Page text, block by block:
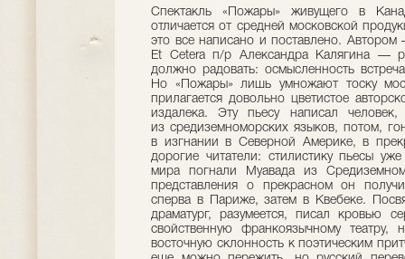
Спектакль «Пожары» живущего в
отличается от средней московской
это все написано и поставлено.
Et Cetera п/р Александра Калягина —
должно радовать: осмысленность
Но «Пожары» лишь умножают тоску
прилагается довольно цветистое
издалека. Эту пьесу написал
из средиземноморских языков, потом,
в изгнании в Северной Америке, в
дорогие читатели: стилистику пьесы
мира погнали Муавада из
представления о прекрасном он
сперва в Париже, затем в Квебеке.
драматург, разумеется, писал кровью
свойственную франкоязычному
восточную склонность к поэтическим